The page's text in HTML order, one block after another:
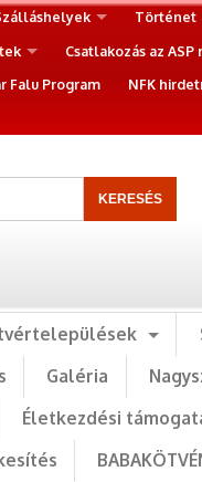
Történet
Csatlakozás az
Falu Program NFK
Galéria
Életkezdési